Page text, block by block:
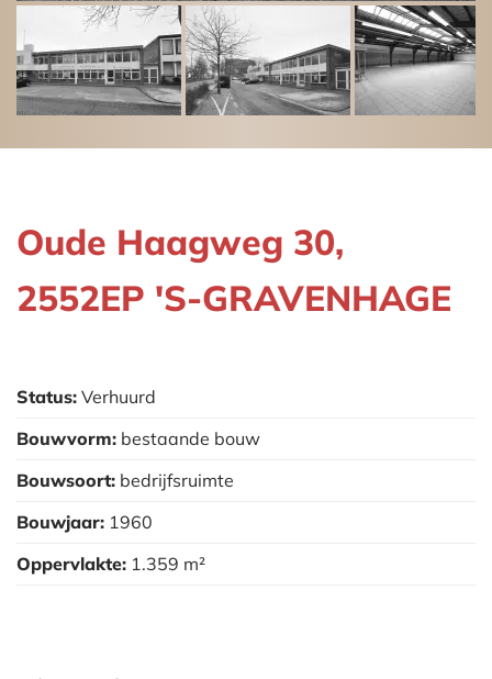
Oude Haagweg 30,
2552EP 'S-GRAVENHAGE
Status: Verhuurd
Bouwvorm: bestaande bouw
Bouwsoort: bedrijfsruimte
Bouwjaar: 1960
Oppervlakte: 1.359 m²